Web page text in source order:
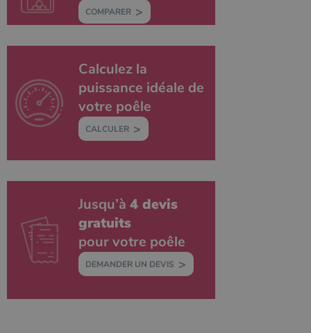
COMPARER
Calculez la
puissance idéale de
votre poêle
CALCULER
Jusqu’à 4 devis
gratuits
pour votre poêle
DEMANDER UN DEVIS